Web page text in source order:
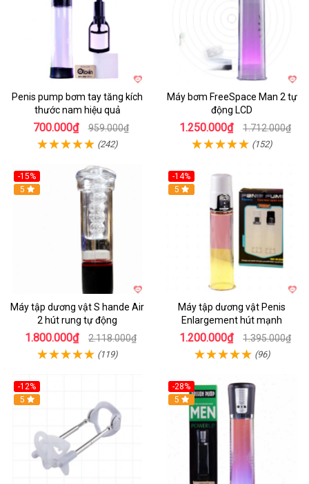
Penis pump bơm tay tăng kích
thước nam hiệu quả
700.000₫ 959.000₫
(242)
Máy bơm FreeSpace Man 2 tự
động LCD
1.250.000₫ 1.712.000₫
(152)
-15%
Hot
5
Máy tập dương vật S hande Air
2 hút rung tự động
1.800.000₫ 2.118.000₫
(119)
-14%
Hot
5
Máy tập dương vật Penis
Enlargement hút mạnh
1.200.000₫ 1.395.000₫
(96)
-12%
Hot
5
-28%
Hot
5